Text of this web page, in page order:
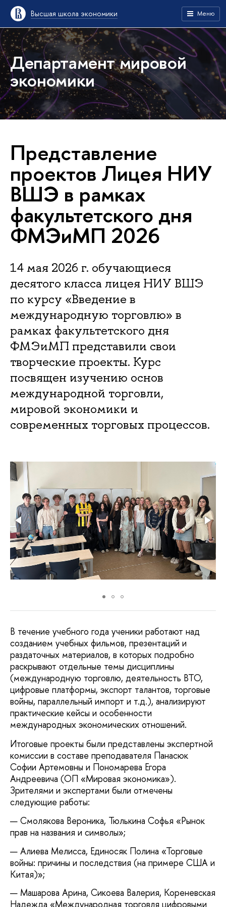
Высшая школа экономики Меню
Департамент мировой
экономики
Представление
проектов Лицея НИУ
ВШЭ в рамках
факультетского дня
ФМЭиМП 2026
14 мая 2026 г. обучающиеся
десятого класса лицея НИУ ВШЭ
по курсу «Введение в
международную торговлю» в
рамках факультетского дня
ФМЭиМП представили свои
творческие проекты. Курс
посвящен изучению основ
международной торговли,
мировой экономики и
современных торговых процессов.
В течение учебного года ученики работают над
созданием учебных фильмов, презентаций и
раздаточных материалов, в которых подробно
раскрывают отдельные темы дисциплины
(международную торговлю, деятельность ВТО,
цифровые платформы, экспорт талантов, торговые
войны, параллельный импорт и т.д.), анализируют
практические кейсы и особенности
международных экономических отношений.
Итоговые проекты были представлены экспертной
комиссии в составе преподавателя Панасюк
Софии Артемовны и Пономарева Егора
Андреевича (ОП «Мировая экономика»).
Зрителями и экспертами были отмечены
следующие работы:
Смолякова Вероника, Тюлькина Софья «Рынок
прав на названия и символы»;
Алиева Мелисса, Единосяк Полина «Торговые
войны: причины и последствия (на примере США и
Китая)»;
Машарова Арина, Сикоева Валерия, Кореневская
Надежда «Международная торговля цифровыми